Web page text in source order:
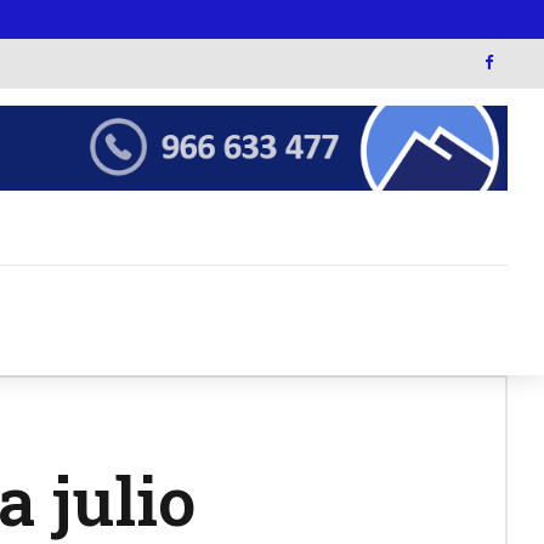
julio